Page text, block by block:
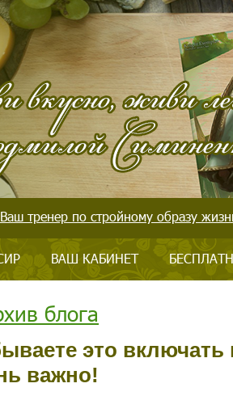
Ваш тренер по стройному образу
ВАШ КАБИНЕТ
блога
это включать
важно!